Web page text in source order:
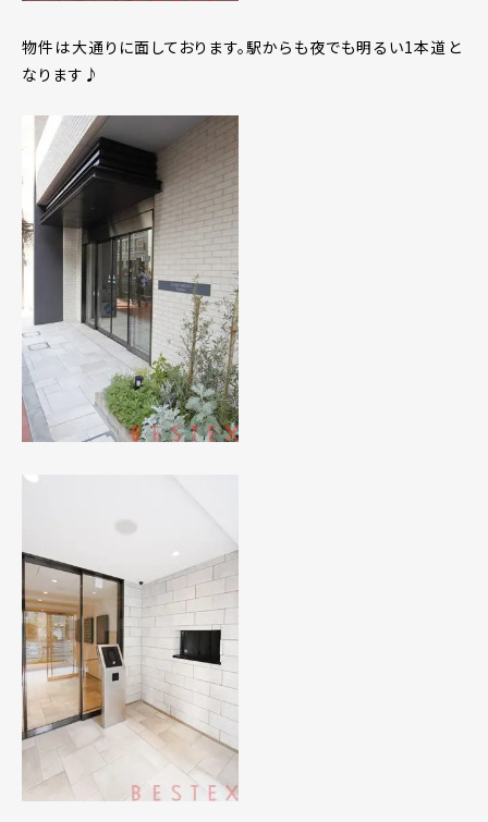
物件は大通りに面しております。駅からも夜でも明るい1本道と
なります♪